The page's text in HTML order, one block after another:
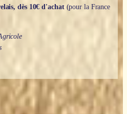
dès 10€ d'achat(pour la France